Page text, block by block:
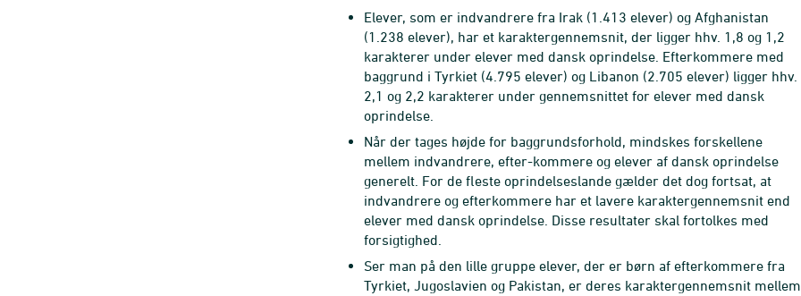
Elever, som er indvandrere fra Irak (1.413 elever) og Afghanistan
(1.238 elever), har et karaktergennemsnit, der ligger hhv. 1,8 og 1,2
karakterer under elever med dansk oprindelse. Efterkommere med
baggrund i Tyrkiet (4.795 elever) og Libanon (2.705 elever) ligger hhv.
2,1 og 2,2 karakterer under gennemsnittet for elever med dansk
oprindelse.
Når der tages højde for baggrundsforhold, mindskes forskellene
mellem indvandrere, efter-kommere og elever af dansk oprindelse
generelt. For de fleste oprindelseslande gælder det dog fortsat, at
indvandrere og efterkommere har et lavere karaktergennemsnit end
elever med dansk oprindelse. Disse resultater skal fortolkes med
forsigtighed.
Ser man på den lille gruppe elever, der er børn af efterkommere fra
Tyrkiet, Jugoslavien og Pakistan, er deres karaktergennemsnit mellem